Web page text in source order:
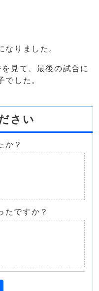
なりました。
見て、最後の試合に
でした。
さい
か？
たですか？